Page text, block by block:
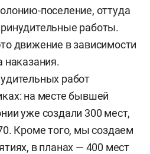
поселение, оттуда
работы.
движение в зависимости
наказания.
работ
на месте бывшей
уже создали 300 мест,
Кроме того, мы создаем
в планах — 400 мест